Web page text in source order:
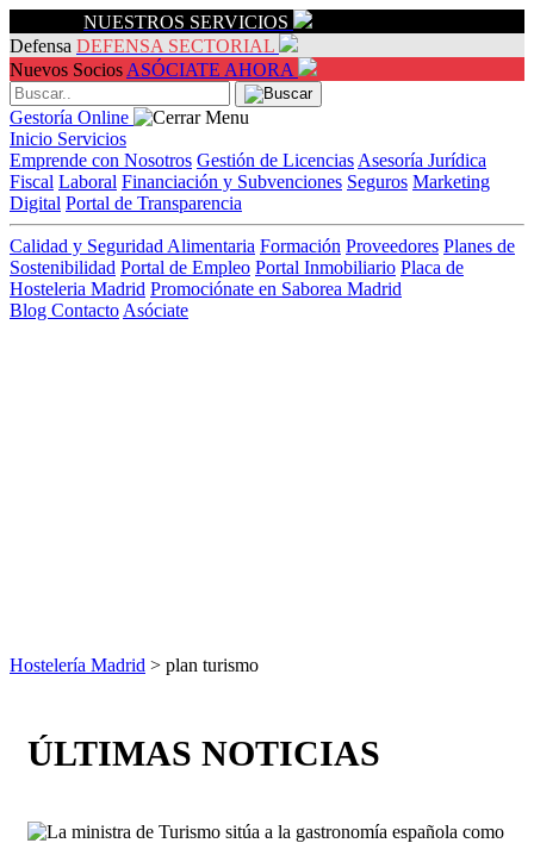
NUESTROS SERVICIOS
Defensa DEFENSA SECTORIAL
Nuevos Socios ASÓCIATE AHORA
Gestoría Online
Inicio Servicios
Emprende con Nosotros Gestión de Licencias Asesoría Jurídica
Fiscal Laboral Financiación y Subvenciones Seguros Marketing
Digital Portal de Transparencia
Calidad y Seguridad Alimentaria Formación Proveedores Planes de
Sostenibilidad Portal de Empleo Portal Inmobiliario Placa de
Hosteleria Madrid Promociónate en Saborea Madrid
Blog Contacto Asóciate
Hostelería Madrid > plan turismo
ÚLTIMAS NOTICIAS